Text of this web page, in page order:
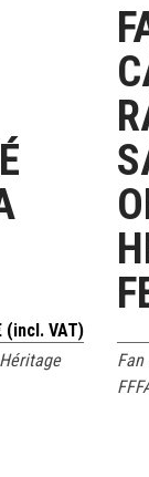
(incl. VAT)
Héritage
Fan